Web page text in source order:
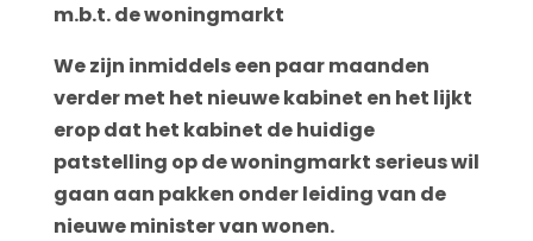
m.b.t. de woningmarkt
We zijn inmiddels een paar maanden
verder met het nieuwe kabinet en het lijkt
erop dat het kabinet de huidige
patstelling op de woningmarkt serieus wil
gaan aan pakken onder leiding van de
nieuwe minister van wonen.